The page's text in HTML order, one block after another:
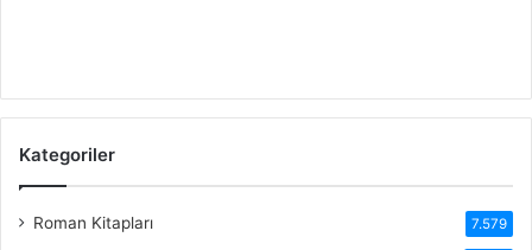
Kategoriler
Roman Kitapları 7.579